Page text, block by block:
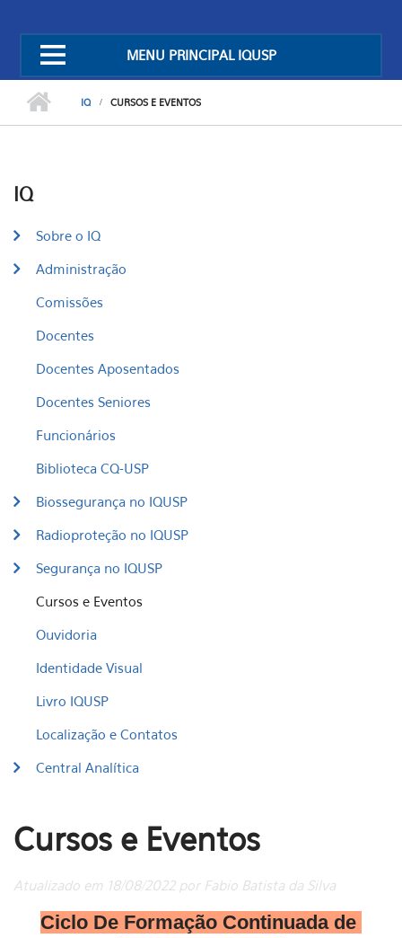
MENU PRINCIPAL IQUSP
IQ CURSOS E EVENTOS
IQ
Sobre o IQ
Administração
Comissões
Docentes
Docentes Aposentados
Docentes Seniores
Funcionários
Biblioteca CQ-USP
Biossegurança no IQUSP
Radioproteção no IQUSP
Segurança no IQUSP
Cursos e Eventos
Ouvidoria
Identidade Visual
Livro IQUSP
Localização e Contatos
Central Analítica
Cursos e Eventos
Atualizado em 18/08/2022 por Fabio Batista da Silva
Ciclo De Formação Continuada de